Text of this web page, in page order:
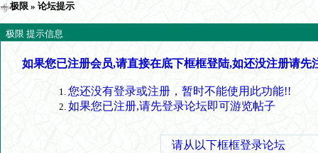
极限 » 论坛提示
极限 提示信息
如果您已注册会员,请直接在底下框框登陆,如还没注册请先
您还没有登录或注册，暂时不能使用此功能!!
如果您已注册,请先登录论坛即可游览帖子
请从以下框框登录论坛